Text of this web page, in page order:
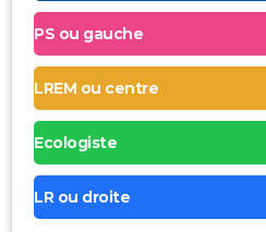
PS ou gauche
LREM ou centre
Ecologiste
LR ou droite